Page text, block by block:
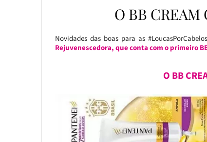
O BB CREAM
Novidades das boas para as
Rejuvenescedora, que conta com o primeiro
O BB